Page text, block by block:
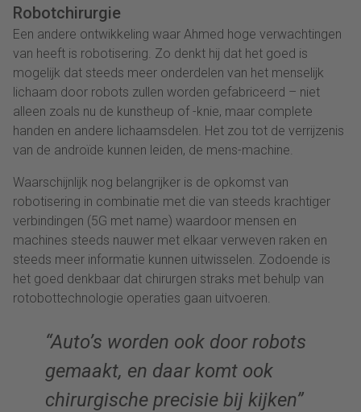
Robotchirurgie
Een andere ontwikkeling waar Ahmed hoge verwachtingen
van heeft is robotisering. Zo denkt hij dat het goed is
mogelijk dat steeds meer onderdelen van het menselijk
lichaam door robots zullen worden gefabriceerd – niet
alleen zoals nu de kunstheup of -knie, maar complete
handen en andere lichaamsdelen. Het zou tot de verrijzenis
van de androïde kunnen leiden, de mens-machine.
Waarschijnlijk nog belangrijker is de opkomst van
robotisering in combinatie met die van steeds krachtiger
verbindingen (5G met name) waardoor mensen en
machines steeds nauwer met elkaar verweven raken en
steeds meer informatie kunnen uitwisselen. Zodoende is
het goed denkbaar dat chirurgen straks met behulp van
rotobottechnologie operaties gaan uitvoeren.
“Auto’s worden ook door robots
gemaakt, en daar komt ook
chirurgische precisie bij kijken”